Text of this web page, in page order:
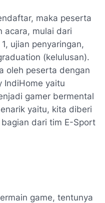
maka peserta
acara, mulai dari
ujian penyaringan,
(kelulusan).
oleh peserta dengan
IndiHome yaitu
gamer bermental
yaitu, kita diberi
dari tim E-Sport
game, tentunya